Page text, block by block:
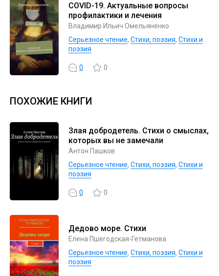
COVID-19. Актуальные вопросы
профилактики и лечения
Владимир Ильич Омельяненко
Серьезное чтение, Cтихи, поэзия, Стихи и
поэзия
0 0
ПОХОЖИЕ КНИГИ
Злая добродетель. Стихи о смыслах,
которых вы не замечали
Антон Пашков
Серьезное чтение, Cтихи, поэзия, Стихи и
поэзия
0 0
Дедово море. Стихи
Елена Пшегодская-Гетманова
Серьезное чтение, Cтихи, поэзия, Стихи и
поэзия